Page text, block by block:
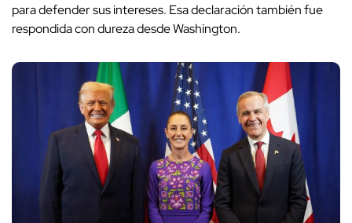
para defender sus intereses. Esa declaración también fue
respondida con dureza desde Washington.